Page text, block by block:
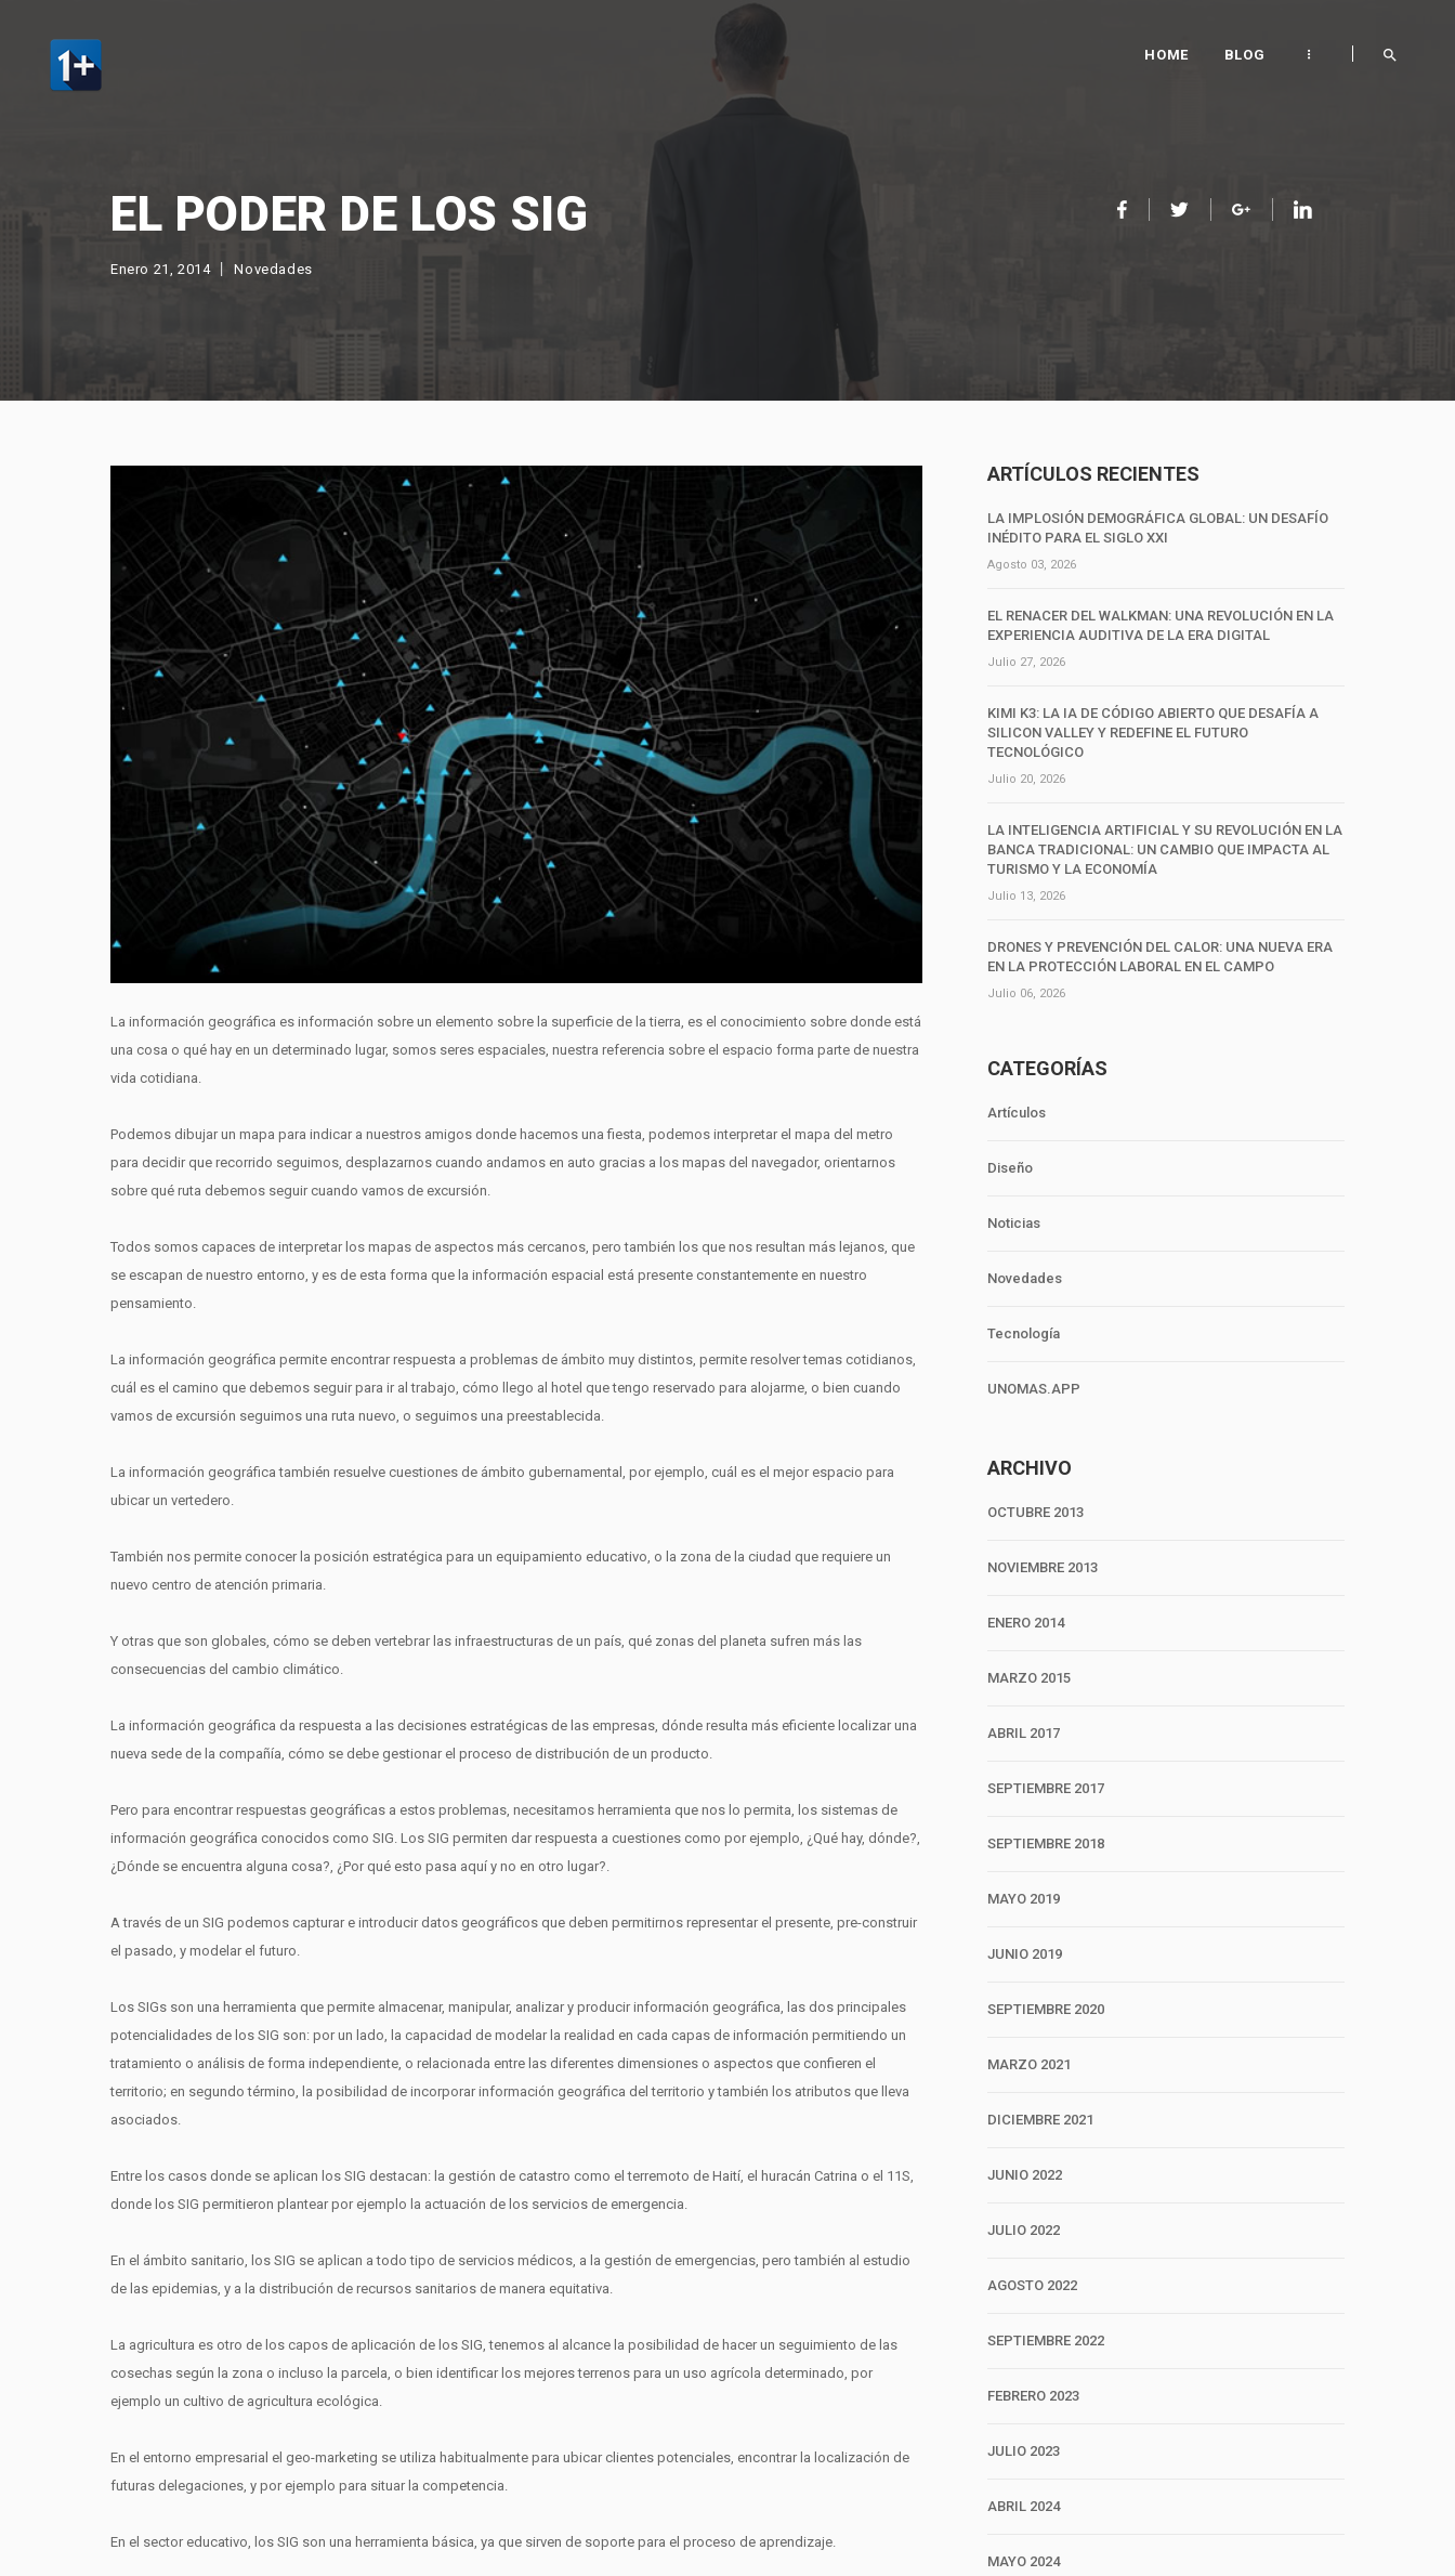
EL PODER DE LOS SIG
Enero 21, 2014 Novedades
HOME BLOG
La información geográfica es información sobre un elemento sobre la superficie de la tierra, es el conocimiento sobre donde está
una cosa o qué hay en un determinado lugar, somos seres espaciales, nuestra referencia sobre el espacio forma parte de nuestra
vida cotidiana.
Podemos dibujar un mapa para indicar a nuestros amigos donde hacemos una fiesta, podemos interpretar el mapa del metro
para decidir que recorrido seguimos, desplazarnos cuando andamos en auto gracias a los mapas del navegador, orientarnos
sobre qué ruta debemos seguir cuando vamos de excursión.
Todos somos capaces de interpretar los mapas de aspectos más cercanos, pero también los que nos resultan más lejanos, que
se escapan de nuestro entorno, y es de esta forma que la información espacial está presente constantemente en nuestro
pensamiento.
La información geográfica permite encontrar respuesta a problemas de ámbito muy distintos, permite resolver temas cotidianos,
cuál es el camino que debemos seguir para ir al trabajo, cómo llego al hotel que tengo reservado para alojarme, o bien cuando
vamos de excursión seguimos una ruta nuevo, o seguimos una preestablecida.
La información geográfica también resuelve cuestiones de ámbito gubernamental, por ejemplo, cuál es el mejor espacio para
ubicar un vertedero.
También nos permite conocer la posición estratégica para un equipamiento educativo, o la zona de la ciudad que requiere un
nuevo centro de atención primaria.
Y otras que son globales, cómo se deben vertebrar las infraestructuras de un país, qué zonas del planeta sufren más las
consecuencias del cambio climático.
La información geográfica da respuesta a las decisiones estratégicas de las empresas, dónde resulta más eficiente localizar una
nueva sede de la compañía, cómo se debe gestionar el proceso de distribución de un producto.
Pero para encontrar respuestas geográficas a estos problemas, necesitamos herramienta que nos lo permita, los sistemas de
información geográfica conocidos como SIG. Los SIG permiten dar respuesta a cuestiones como por ejemplo, ¿Qué hay, dónde?,
¿Dónde se encuentra alguna cosa?, ¿Por qué esto pasa aquí y no en otro lugar?.
A través de un SIG podemos capturar e introducir datos geográficos que deben permitirnos representar el presente, pre-construir
el pasado, y modelar el futuro.
Los SIGs son una herramienta que permite almacenar, manipular, analizar y producir información geográfica, las dos principales
potencialidades de los SIG son: por un lado, la capacidad de modelar la realidad en cada capas de información permitiendo un
tratamiento o análisis de forma independiente, o relacionada entre las diferentes dimensiones o aspectos que confieren el
territorio; en segundo término, la posibilidad de incorporar información geográfica del territorio y también los atributos que lleva
asociados.
Entre los casos donde se aplican los SIG destacan: la gestión de catastro como el terremoto de Haití, el huracán Catrina o el 11S,
donde los SIG permitieron plantear por ejemplo la actuación de los servicios de emergencia.
En el ámbito sanitario, los SIG se aplican a todo tipo de servicios médicos, a la gestión de emergencias, pero también al estudio
de las epidemias, y a la distribución de recursos sanitarios de manera equitativa.
La agricultura es otro de los capos de aplicación de los SIG, tenemos al alcance la posibilidad de hacer un seguimiento de las
cosechas según la zona o incluso la parcela, o bien identificar los mejores terrenos para un uso agrícola determinado, por
ejemplo un cultivo de agricultura ecológica.
En el entorno empresarial el geo-marketing se utiliza habitualmente para ubicar clientes potenciales, encontrar la localización de
futuras delegaciones, y por ejemplo para situar la competencia.
En el sector educativo, los SIG son una herramienta básica, ya que sirven de soporte para el proceso de aprendizaje.
ARTÍCULOS RECIENTES
LA IMPLOSIÓN DEMOGRÁFICA GLOBAL: UN DESAFÍO
INÉDITO PARA EL SIGLO XXI
Agosto 03, 2026
EL RENACER DEL WALKMAN: UNA REVOLUCIÓN EN LA
EXPERIENCIA AUDITIVA DE LA ERA DIGITAL
Julio 27, 2026
KIMI K3: LA IA DE CÓDIGO ABIERTO QUE DESAFÍA A
SILICON VALLEY Y REDEFINE EL FUTURO
TECNOLÓGICO
Julio 20, 2026
LA INTELIGENCIA ARTIFICIAL Y SU REVOLUCIÓN EN LA
BANCA TRADICIONAL: UN CAMBIO QUE IMPACTA AL
TURISMO Y LA ECONOMÍA
Julio 13, 2026
DRONES Y PREVENCIÓN DEL CALOR: UNA NUEVA ERA
EN LA PROTECCIÓN LABORAL EN EL CAMPO
Julio 06, 2026
CATEGORÍAS
Artículos
Diseño
Noticias
Novedades
Tecnología
UNOMAS.APP
ARCHIVO
OCTUBRE 2013
NOVIEMBRE 2013
ENERO 2014
MARZO 2015
ABRIL 2017
SEPTIEMBRE 2017
SEPTIEMBRE 2018
MAYO 2019
JUNIO 2019
SEPTIEMBRE 2020
MARZO 2021
DICIEMBRE 2021
JUNIO 2022
JULIO 2022
AGOSTO 2022
SEPTIEMBRE 2022
FEBRERO 2023
JULIO 2023
ABRIL 2024
MAYO 2024